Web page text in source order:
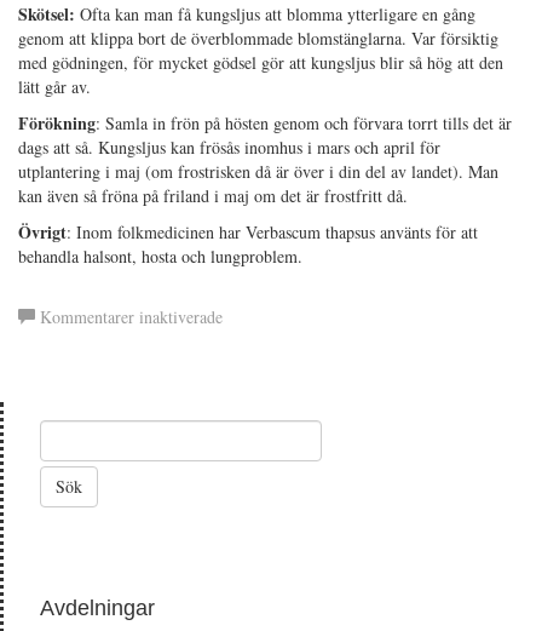
Skötsel: Ofta kan man få kungsljus att blomma ytterligare en gång
genom att klippa bort de överblommade blomstänglarna. Var försiktig
med gödningen, för mycket gödsel gör att kungsljus blir så hög att den
lätt går av.
Förökning: Samla in frön på hösten genom och förvara torrt tills det är
dags att så. Kungsljus kan frösås inomhus i mars och april för
utplantering i maj (om frostrisken då är över i din del av landet). Man
kan även så fröna på friland i maj om det är frostfritt då.
Övrigt: Inom folkmedicinen har Verbascum thapsus använts för att
behandla halsont, hosta och lungproblem.
Kommentarer inaktiveradeför
Avdelningar